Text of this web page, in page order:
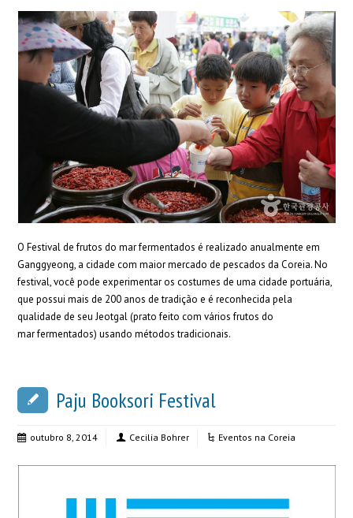
O Festival de frutos do mar fermentados é realizado anualmente em
Ganggyeong, a cidade com maior mercado de pescados da Coreia. No
festival, você pode experimentar os costumes de uma cidade portuária,
que possui mais de 200 anos de tradição e é reconhecida pela
qualidade de seu Jeotgal (prato feito com vários frutos do
mar fermentados) usando métodos tradicionais.
Paju Booksori Festival
outubro 8, 2014 Cecilia Bohrer Eventos na Coreia